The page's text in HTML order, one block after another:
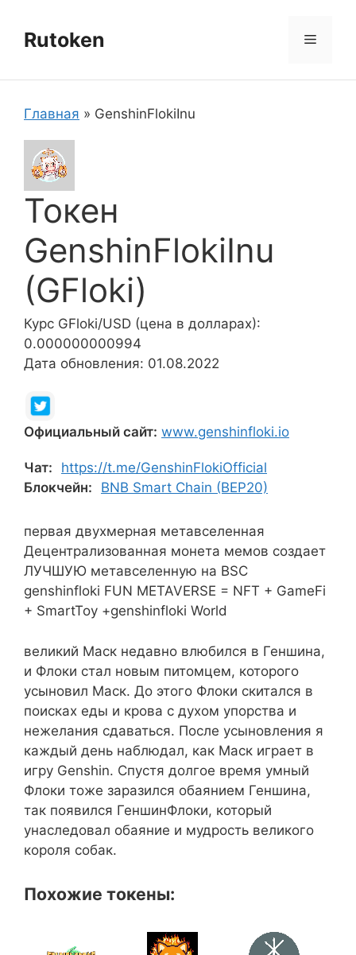
содержимому
Rutoken Меню
Главная » GenshinFlokiInu
Токен
GenshinFlokiInu
(GFloki)
Курс GFloki/USD (цена в долларах):
0.000000000994
Дата обновления: 01.08.2022
Официальный сайт: www.genshinfloki.io
Чат:
https://t.me/GenshinFlokiOfficial
Блокчейн:
BNB Smart Chain (BEP20)
первая двухмерная метавселенная
Децентрализованная монета мемов создает
ЛУЧШУЮ метавселенную на BSC
genshinfloki FUN METAVERSE = NFT + GameFi
+ SmartToy +genshinfloki World
великий Маск недавно влюбился в Геншина,
и Флоки стал новым питомцем, которого
усыновил Маск. До этого Флоки скитался в
поисках еды и крова с духом упорства и
нежелания сдаваться. После усыновления я
каждый день наблюдал, как Маск играет в
игру Genshin. Спустя долгое время умный
Флоки тоже заразился обаянием Геншина,
так появился ГеншинФлоки, который
унаследовал обаяние и мудрость великого
короля собак.
Похожие токены: